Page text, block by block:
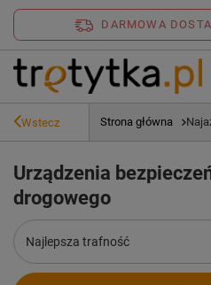
DARMOWA
Wstecz Strona główna
Urządzenia
drogowego
Zmień sortowanie
Najlepsza trafność